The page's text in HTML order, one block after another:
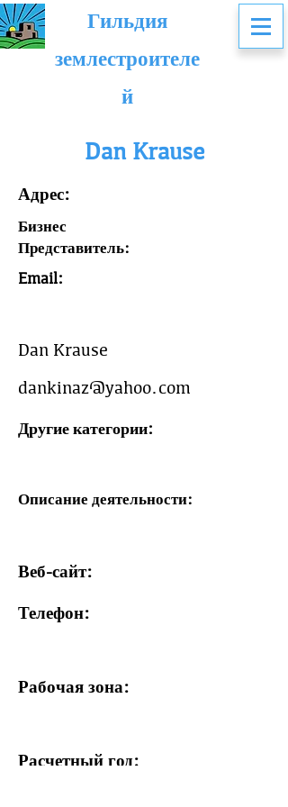
Гильдия
землестроителе
й
Dan Krause
Адрес:
Бизнес
Представитель:
Email:
Dan Krause
dankinaz@yahoo.com
Другие категории:
Описание деятельности:
Веб-сайт:
Телефон:
Рабочая зона:
Расчетный год: